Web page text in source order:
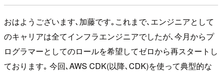
おはようございます､加藤です｡これまで､エンジニアとして
のキャリアは全てインフラエンジニアでしたが､今月からプ
ログラマーとしてのロールを希望してゼロから再スタートし
ております｡ 今回､AWS CDK(以降､CDK)を使って典型的な